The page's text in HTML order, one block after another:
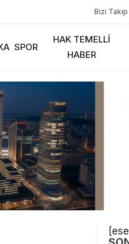
Bizi Takip
SPOR
HAK TEMELLI
HABER